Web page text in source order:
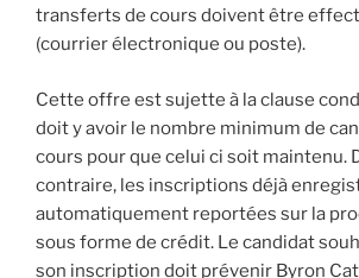
transferts de cours doivent être
(courrier électronique ou poste).
Cette offre est sujette à la clause
doit y avoir le nombre minimum de
cours pour que celui ci soit maintenu.
contraire, les inscriptions déjà
automatiquement reportées sur la
sous forme de crédit. Le candidat
son inscription doit prévenir Byron